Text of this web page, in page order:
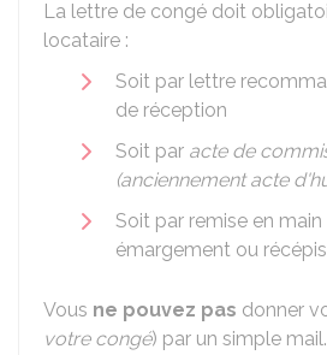
La lettre de congé doit
locataire :
Soit par lettre
de réception
Soit par acte de
(anciennement acte
Soit par remise en
émargement ou
Vous ne pouvez pas donner
votre congé) par un simple